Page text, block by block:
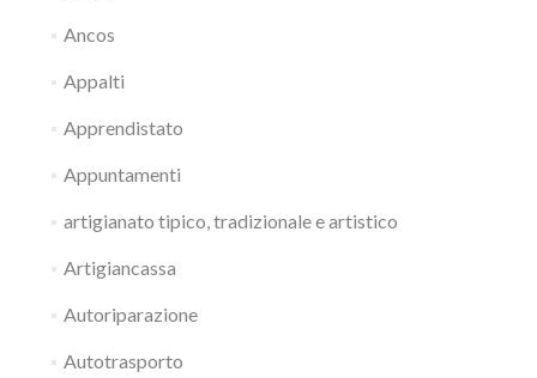
Ancos
Appalti
Apprendistato
Appuntamenti
artigianato tipico, tradizionale e artistico
Artigiancassa
Autoriparazione
Autotrasporto